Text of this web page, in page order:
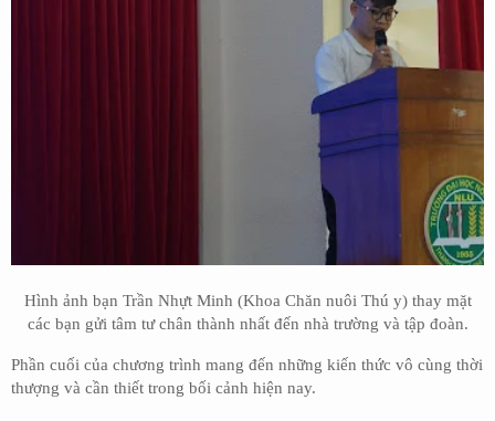
Hình ảnh bạn Trần Nhựt Minh (Khoa Chăn nuôi Thú y) thay mặt
các bạn gửi tâm tư chân thành nhất đến nhà trường và tập đoàn.
Phần cuối của chương trình mang đến những kiến thức vô cùng thời
thượng và cần thiết trong bối cảnh hiện nay.